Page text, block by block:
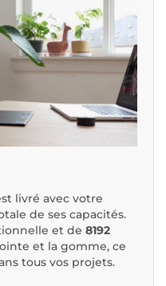
livré avec votre
de ses capacités.
et de 8192
et la gomme, ce
tous vos projets.